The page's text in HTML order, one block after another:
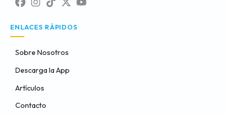
ENLACES RÁPIDOS
Sobre Nosotros
Descarga la App
Artículos
Contacto